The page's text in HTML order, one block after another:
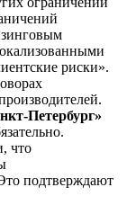
риски».
Петербург»
что
подтверждают